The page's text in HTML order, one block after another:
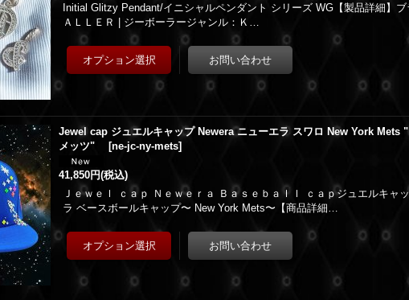
Initial Glitzy Pendant/イニシャルペンダント シリーズ WG【製品詳細】ブ
ＡＬＬＥＲ | ジーボーラージャンル：Ｋ…
Jewel cap ジュエルキャップ Newera ニューエラ スワロ New York Mets
メッツ"
[ne-jc-ny-mets]
41,850円(税込)
Ｊｅｗｅｌ ｃａｐ Ｎｅｗｅｒａ Ｂａｓｅｂａｌｌ ｃａｐジュエルキャ
ラ ベースボールキャップ〜 New York Mets〜【商品詳細…